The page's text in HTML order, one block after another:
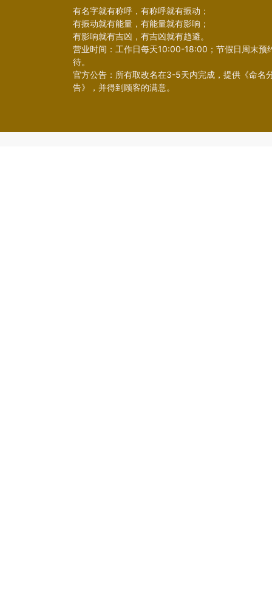
有名字就有称呼，有称呼就有振动；
有振动就有能量，有能量就有影响；
有影响就有吉凶，有吉凶就有趋避。
营业时间：工作日每天10:00-18:00；节假日周末预
待。
官方公告：所有取改名在3-5天内完成，提供《命名
告》，并得到顾客的满意。